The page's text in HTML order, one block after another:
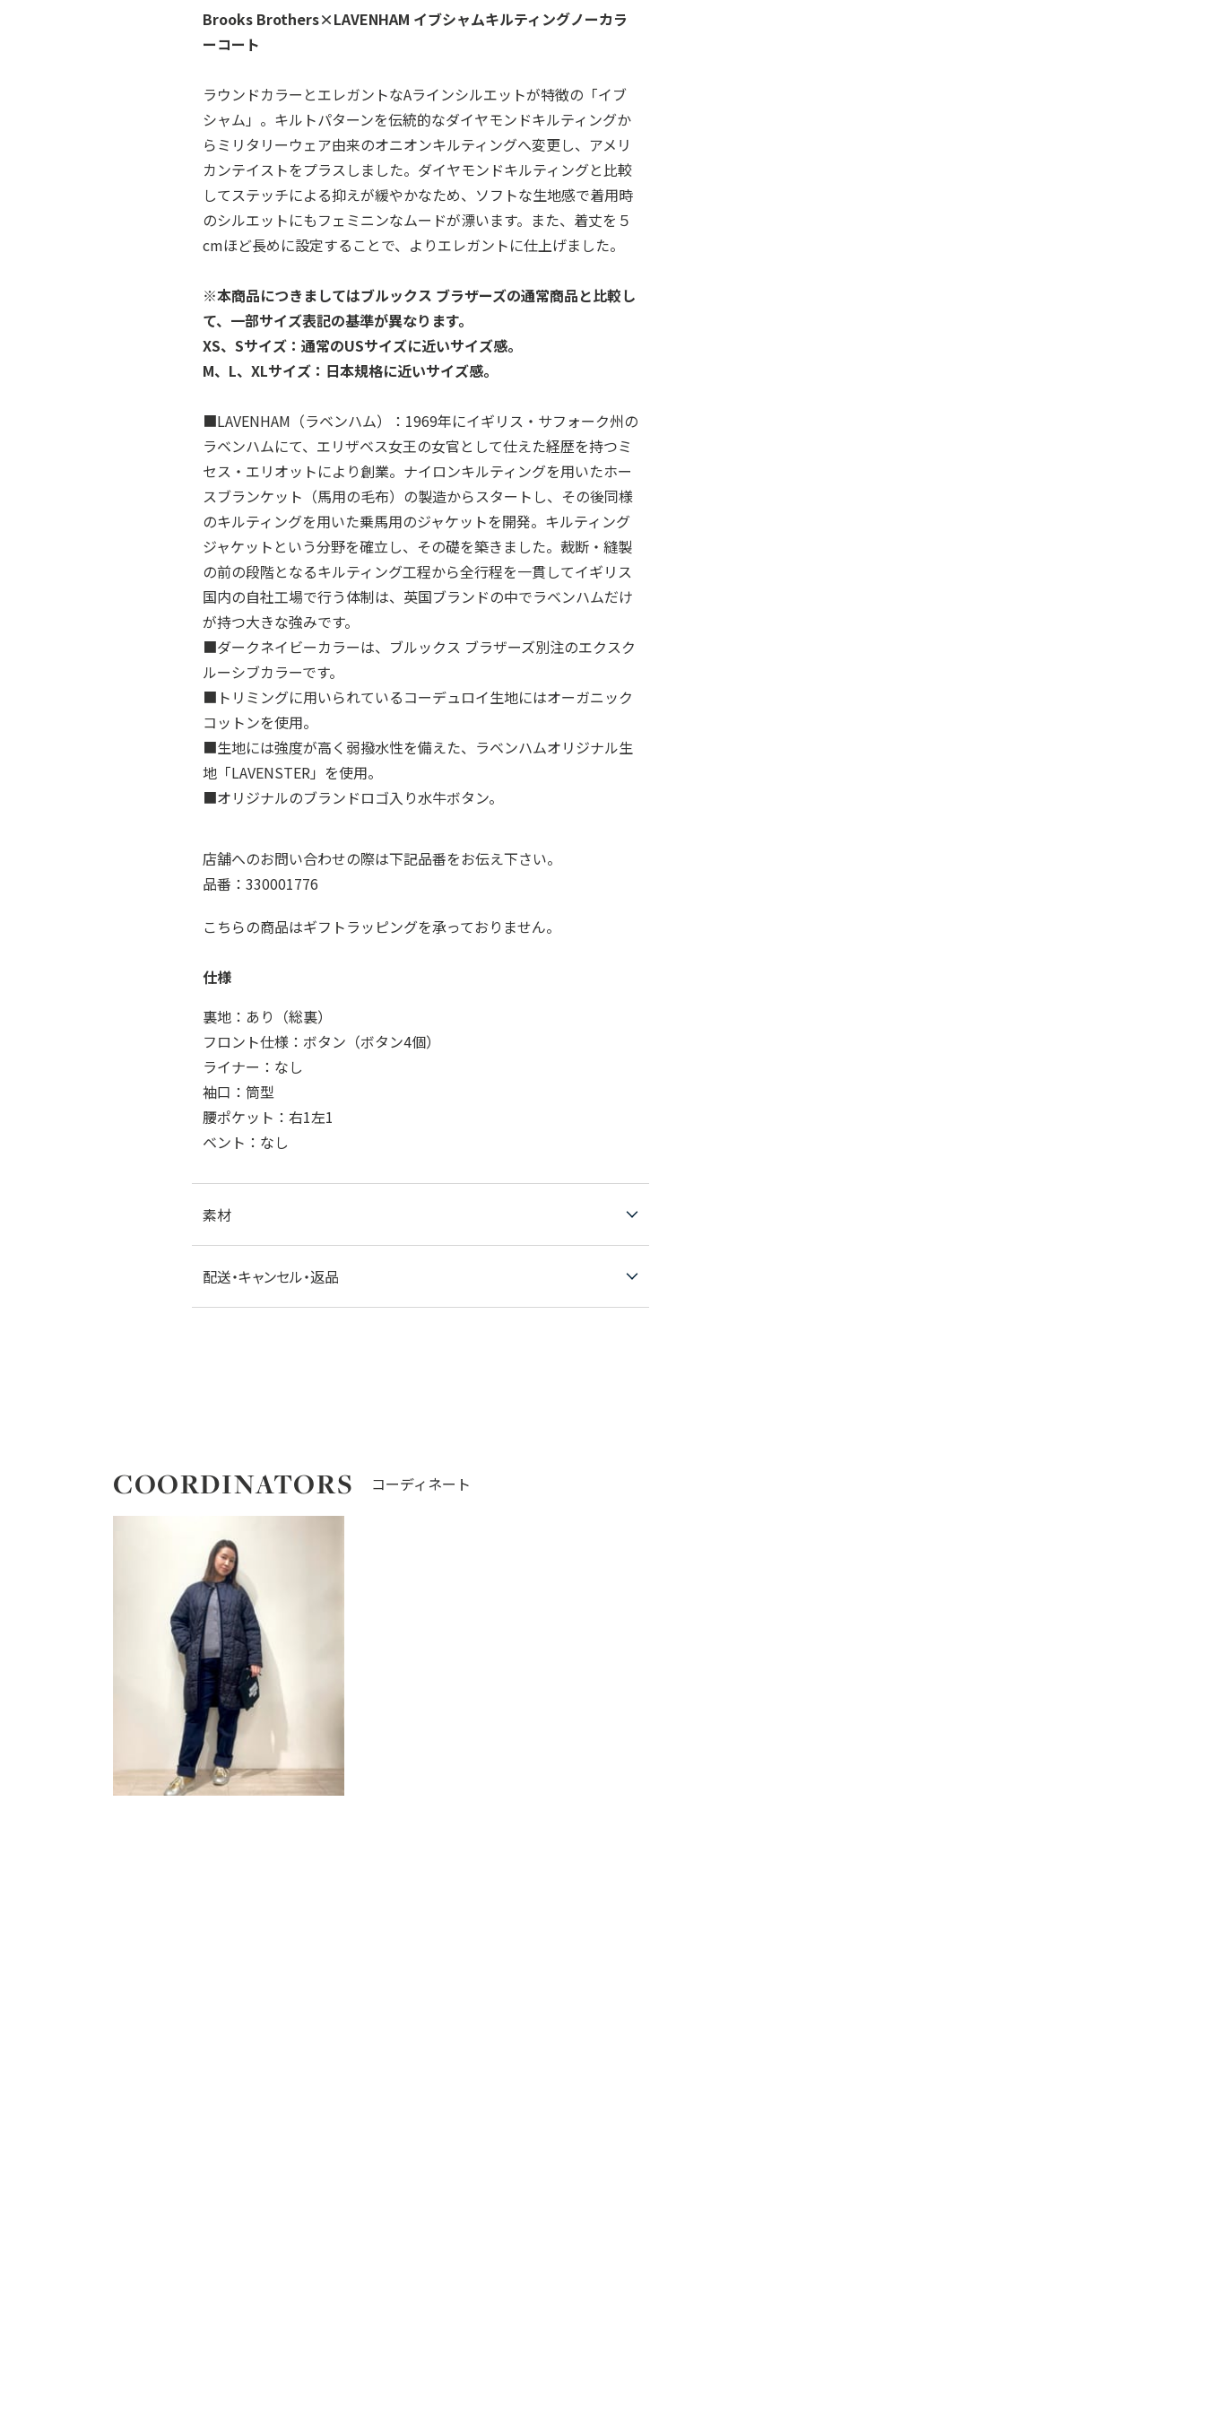
Brooks Brothers×LAVENHAM イブシャムキルティングノーカラ
ーコート
ラウンドカラーとエレガントなAラインシルエットが特徴の「イブ
シャム」。キルトパターンを伝統的なダイヤモンドキルティングか
らミリタリーウェア由来のオニオンキルティングへ変更し、アメリ
カンテイストをプラスしました。ダイヤモンドキルティングと比較
してステッチによる抑えが緩やかなため、ソフトな生地感で着用時
のシルエットにもフェミニンなムードが漂います。また、着丈を５
cmほど長めに設定することで、よりエレガントに仕上げました。
※本商品につきましてはブルックス ブラザーズの通常商品と比較し
て、一部サイズ表記の基準が異なります。
XS、Sサイズ：通常のUSサイズに近いサイズ感。
M、L、XLサイズ：日本規格に近いサイズ感。
■LAVENHAM（ラベンハム）：1969年にイギリス・サフォーク州の
ラベンハムにて、エリザベス女王の女官として仕えた経歴を持つミ
セス・エリオットにより創業。ナイロンキルティングを用いたホー
スブランケット（馬用の毛布）の製造からスタートし、その後同様
のキルティングを用いた乗馬用のジャケットを開発。キルティング
ジャケットという分野を確立し、その礎を築きました。裁断・縫製
の前の段階となるキルティング工程から全行程を一貫してイギリス
国内の自社工場で行う体制は、英国ブランドの中でラベンハムだけ
が持つ大きな強みです。
■ダークネイビーカラーは、ブルックス ブラザーズ別注のエクスク
ルーシブカラーです。
■トリミングに用いられているコーデュロイ生地にはオーガニック
コットンを使用。
■生地には強度が高く弱撥水性を備えた、ラベンハムオリジナル生
地「LAVENSTER」を使用。
■オリジナルのブランドロゴ入り水牛ボタン。
店舗へのお問い合わせの際は下記品番をお伝え下さい。
品番：330001776
こちらの商品はギフトラッピングを承っておりません。
仕様
裏地：あり（総裏）
フロント仕様：ボタン（ボタン4個）
ライナー：なし
袖口：筒型
腰ポケット：右1左1
ベント：なし
素材
配送・キャンセル・返品
COORDINATORS コーディネート